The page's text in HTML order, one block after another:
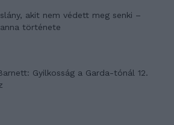
akit nem védett meg senki –
története
Gyilkosság a Garda-tónál 12.